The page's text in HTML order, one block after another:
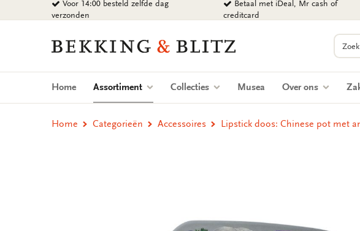
naar
Voor 14:00 besteld zelfde dag
verzonden
Betaal met iDeal, Mr cash of
creditcard
Bekking
Blitz
Uitgevers
Zoeken
Home Assortiment (current)Collecties Musea Over ons
Home Categorieën Accessoires Lipstick doos: Chinese pot met